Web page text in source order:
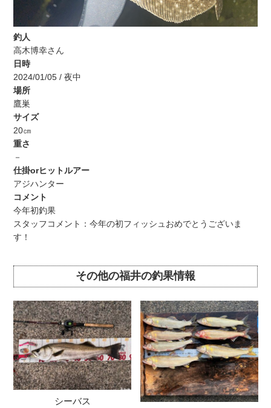
釣人
高木博幸さん
日時
2024/01/05 / 夜中
場所
鷹巣
サイズ
20㎝
重さ
－
仕掛orヒットルアー
アジハンター
コメント
今年初釣果
スタッフコメント：今年の初フィッシュおめでとうございま
す！
その他の福井の釣果情報
シーバス